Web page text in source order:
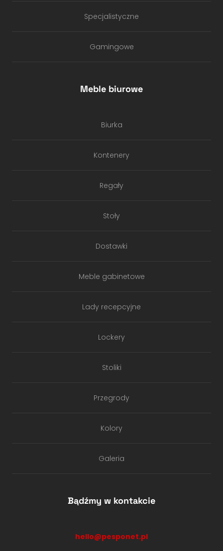
Specjalistyczne
Gamingowe
Meble biurowe
Biurka
Kontenery
Regały
Stoły
Dostawki
Meble gabinetowe
Lady recepcyjne
Lockery
Stoliki
Przegrody
Kolory
Galeria
Bądźmy w kontakcie
hello@pesponet.pl